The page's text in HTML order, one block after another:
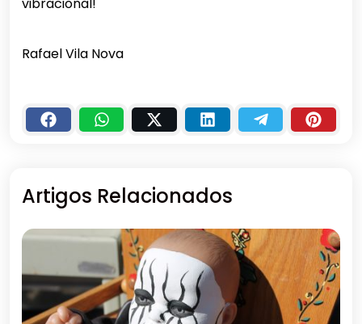
Rafael Vila Nova
Artigos Relacionados